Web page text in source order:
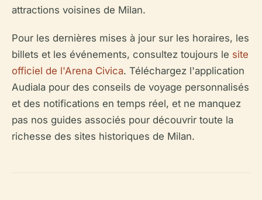
attractions voisines de Milan.
Pour les dernières mises à jour sur les horaires, les
billets et les événements, consultez toujours le site
officiel de l'Arena Civica. Téléchargez l'application
Audiala pour des conseils de voyage personnalisés
et des notifications en temps réel, et ne manquez
pas nos guides associés pour découvrir toute la
richesse des sites historiques de Milan.